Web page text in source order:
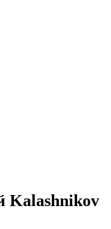
Kalashnikov